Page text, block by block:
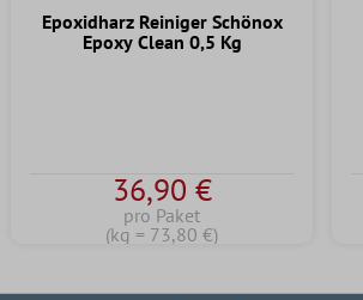
Epoxidharz Reiniger Schönox
Epoxy Clean 0,5 Kg
36,90 €
pro Paket
(kg = 73,80 €)